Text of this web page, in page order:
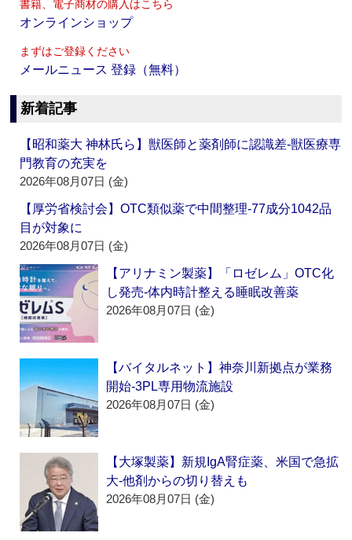
書籍、電子商材の購入はこちら
オンラインショップ
まずはご登録ください
メールニュース 登録（無料）
新着記事
【昭和薬大 神林氏ら】獣医師と薬剤師に認識差‐獣医療専
門教育の充実を
2026年08月07日 (金)
【厚労省検討会】OTC類似薬で中間整理‐77成分1042品
目が対象に
2026年08月07日 (金)
【アリナミン製薬】「ロゼレム」OTC化
し発売‐体内時計整える睡眠改善薬
2026年08月07日 (金)
【バイタルネット】神奈川新拠点が業務
開始‐3PL専用物流施設
2026年08月07日 (金)
【大塚製薬】新規IgA腎症薬、米国で急拡
大‐他剤からの切り替えも
2026年08月07日 (金)